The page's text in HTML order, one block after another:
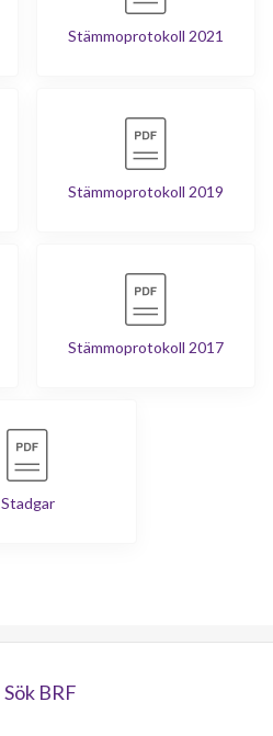
Stämmoprotokoll 2021
Stämmoprotokoll 2019
Stämmoprotokoll 2017
Stadgar
Sök BRF